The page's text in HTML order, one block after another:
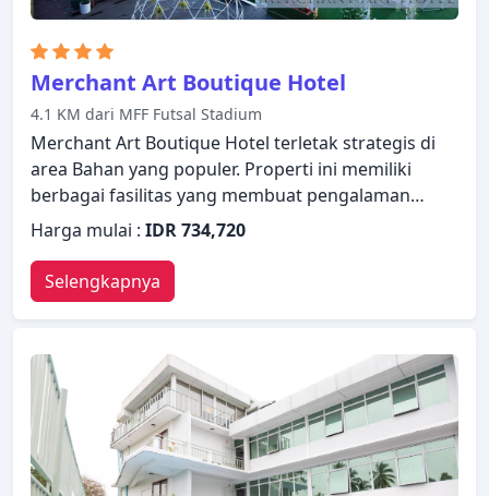
Merchant Art Boutique Hotel
4.1 KM dari MFF Futsal Stadium
Merchant Art Boutique Hotel terletak strategis di
area Bahan yang populer. Properti ini memiliki
berbagai fasilitas yang membuat pengalaman
menginap Anda menyenangkan. Fasilitas-fasilitas
seperti WiFi gratis di semua kamar, satpam 24 jam,
layanan kebersihan harian, toko oleh-
oleh/cinderamata, layanan pos tersedia untuk Anda
nikmati. Dirancang untuk memberikan
kenyamanan, beberapa kamar memiliki televisi
layar datar, handuk, akses internet WiFi (gratis),
kamar bebas asap rokok, AC untuk memastikan
kenyamanan istirahat malam Anda. Properti ini
menawarkan berbagai pilihan fasilitas rekreasi.
Merchant Art Boutique Hotel menggabungkan
Harga mulai : IDR 734,720
Selengkapnya